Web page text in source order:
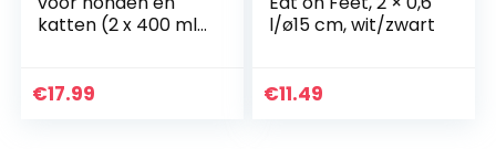
katten (2 x 400 ml),
kattenkom met
€17.99
l/ø15 cm, wit/zwart
€11.49